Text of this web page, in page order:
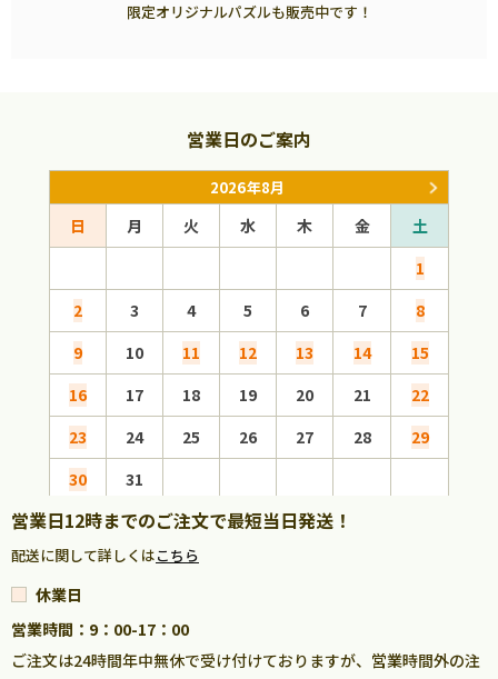
限定オリジナルパズルも販売中です！
営業日のご案内
2026年8月
日 月 火 水 木 金
土
1
2
3 4 5 6 7
8
9
10 11 12 13 14
15
16
17 18 19 20 21
22
23
24 25 26 27 28
29
30
31
営業日12時までのご注文で最短当日発送！
配送に関して詳しくはこちら
休業日
営業時間：9：00-17：00
ご注文は24時間年中無休で受け付けておりますが、営業時間外の注